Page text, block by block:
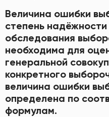
Величина ошибки
степень надёжности
обследования
необходима для
генеральной
конкретного
величина ошибки
определена по
формулам.